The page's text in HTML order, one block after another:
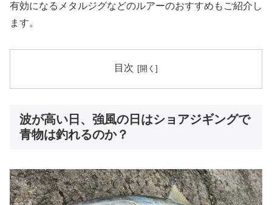
有効になるメタルジグなどのルアーのおすすめもご紹介し
ます。
目次
波が高い日、強風の日はショアジギングで
青物は釣れるのか？